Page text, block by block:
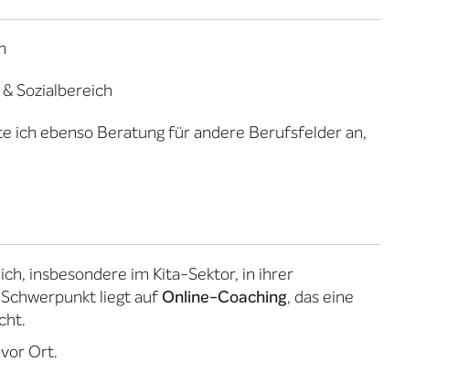
Sozialbereich
ich ebenso Beratung für andere Berufsfelder an,
insbesondere im Kita-Sektor, in ihrer
liegt aufOnline-Coaching, das eine
Ort.